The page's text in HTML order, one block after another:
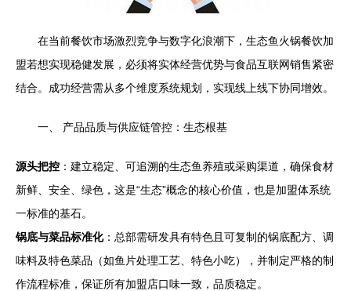
在当前餐饮市场激烈竞争与数字化浪潮下，生态鱼火锅餐饮加
盟若想实现稳健发展，必须将实体经营优势与食品互联网销售紧密
结合。成功经营需从多个维度系统规划，实现线上线下协同增效。
一、 产品品质与供应链管控：生态根基
源头把控 ：建立稳定、可追溯的生态鱼养殖或采购渠道，确保食材
新鲜、安全、绿色，这是“生态”概念的核心价值，也是加盟体系统
一标准的基石。
锅底与菜品标准化：总部需研发具有特色且可复制的锅底配方、调
味料及特色菜品（如鱼片处理工艺、特色小吃），并制定严格的制
作流程标准，保证所有加盟店口味一致，品质稳定。